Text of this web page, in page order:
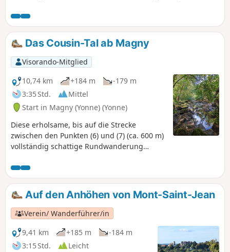
Das Cousin-Tal ab Magny
Visorando-Mitglied
10,74 km
+184 m
-179 m
3:35 Std.
Mittel
Start in Magny (Yonne) (Yonne)
Diese erholsame, bis auf die Strecke
zwischen den Punkten (6) und (7) (ca. 600 m)
vollständig schattige Rundwanderung
angenehme Weise zu folgen und eine
Fliegenfischerroute zu entdecken.
Auf den Anhöhen von Mont-Saint-Jean
Verein/ Wanderführer/in
9,41 km
+185 m
-184 m
3:15 Std.
Leicht